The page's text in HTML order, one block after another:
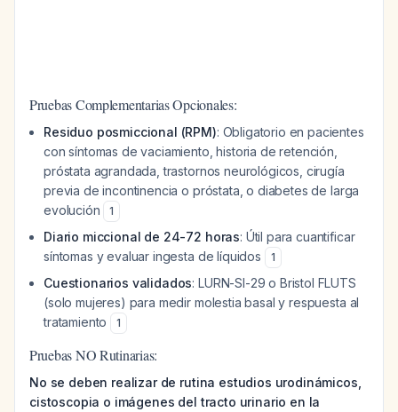
Pruebas Complementarias Opcionales:
Residuo posmiccional (RPM): Obligatorio en pacientes
con síntomas de vaciamiento, historia de retención,
próstata agrandada, trastornos neurológicos, cirugía
previa de incontinencia o próstata, o diabetes de larga
evolución
1
Diario miccional de 24-72 horas: Útil para cuantificar
síntomas y evaluar ingesta de líquidos
1
Cuestionarios validados: LURN-SI-29 o Bristol FLUTS
(solo mujeres) para medir molestia basal y respuesta al
tratamiento
1
Pruebas NO Rutinarias:
No se deben realizar de rutina estudios urodinámicos,
cistoscopia o imágenes del tracto urinario en la